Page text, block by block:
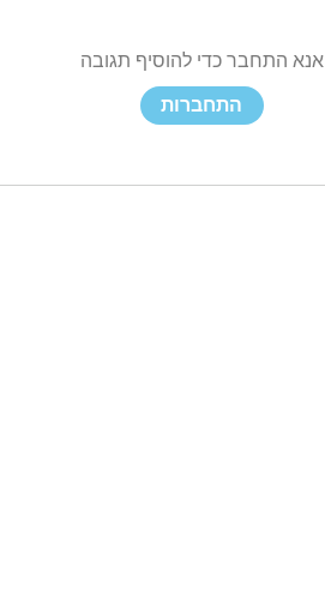
אנא התחבר כדי להוסיף תגובה
התחברות